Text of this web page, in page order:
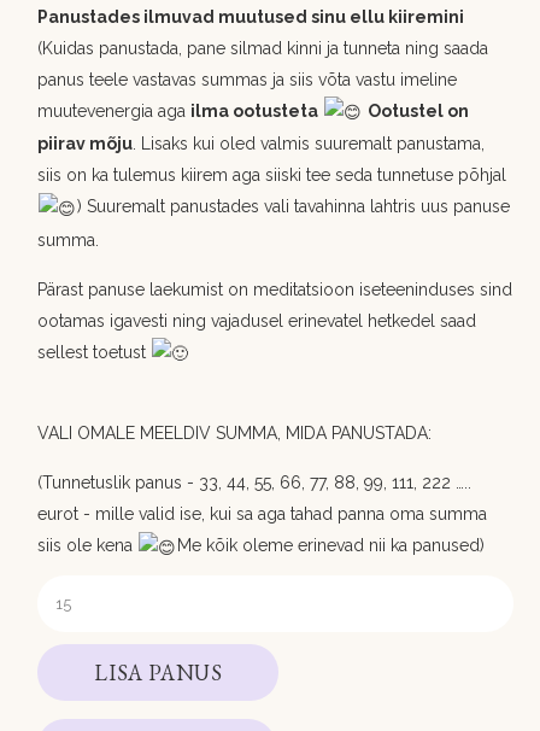
Panustades ilmuvad muutused sinu ellu kiiremini
(Kuidas panustada, pane silmad kinni ja tunneta ning saada
panus teele vastavas summas ja siis võta vastu imeline
muutevenergia aga ilma ootusteta
Ootustel on
piirav mõju. Lisaks kui oled valmis suuremalt panustama,
siis on ka tulemus kiirem aga siiski tee seda tunnetuse põhjal
) Suuremalt panustades vali tavahinna lahtris uus panuse
summa.
Pärast panuse laekumist on meditatsioon iseteeninduses sind
ootamas igavesti ning vajadusel erinevatel hetkedel saad
sellest toetust
VALI OMALE MEELDIV SUMMA, MIDA PANUSTADA:
(Tunnetuslik panus - 33, 44, 55, 66, 77, 88, 99, 111, 222 …..
eurot - mille valid ise, kui sa aga tahad panna oma summa
siis ole kena
Me kõik oleme erinevad nii ka panused)
LISA PANUS